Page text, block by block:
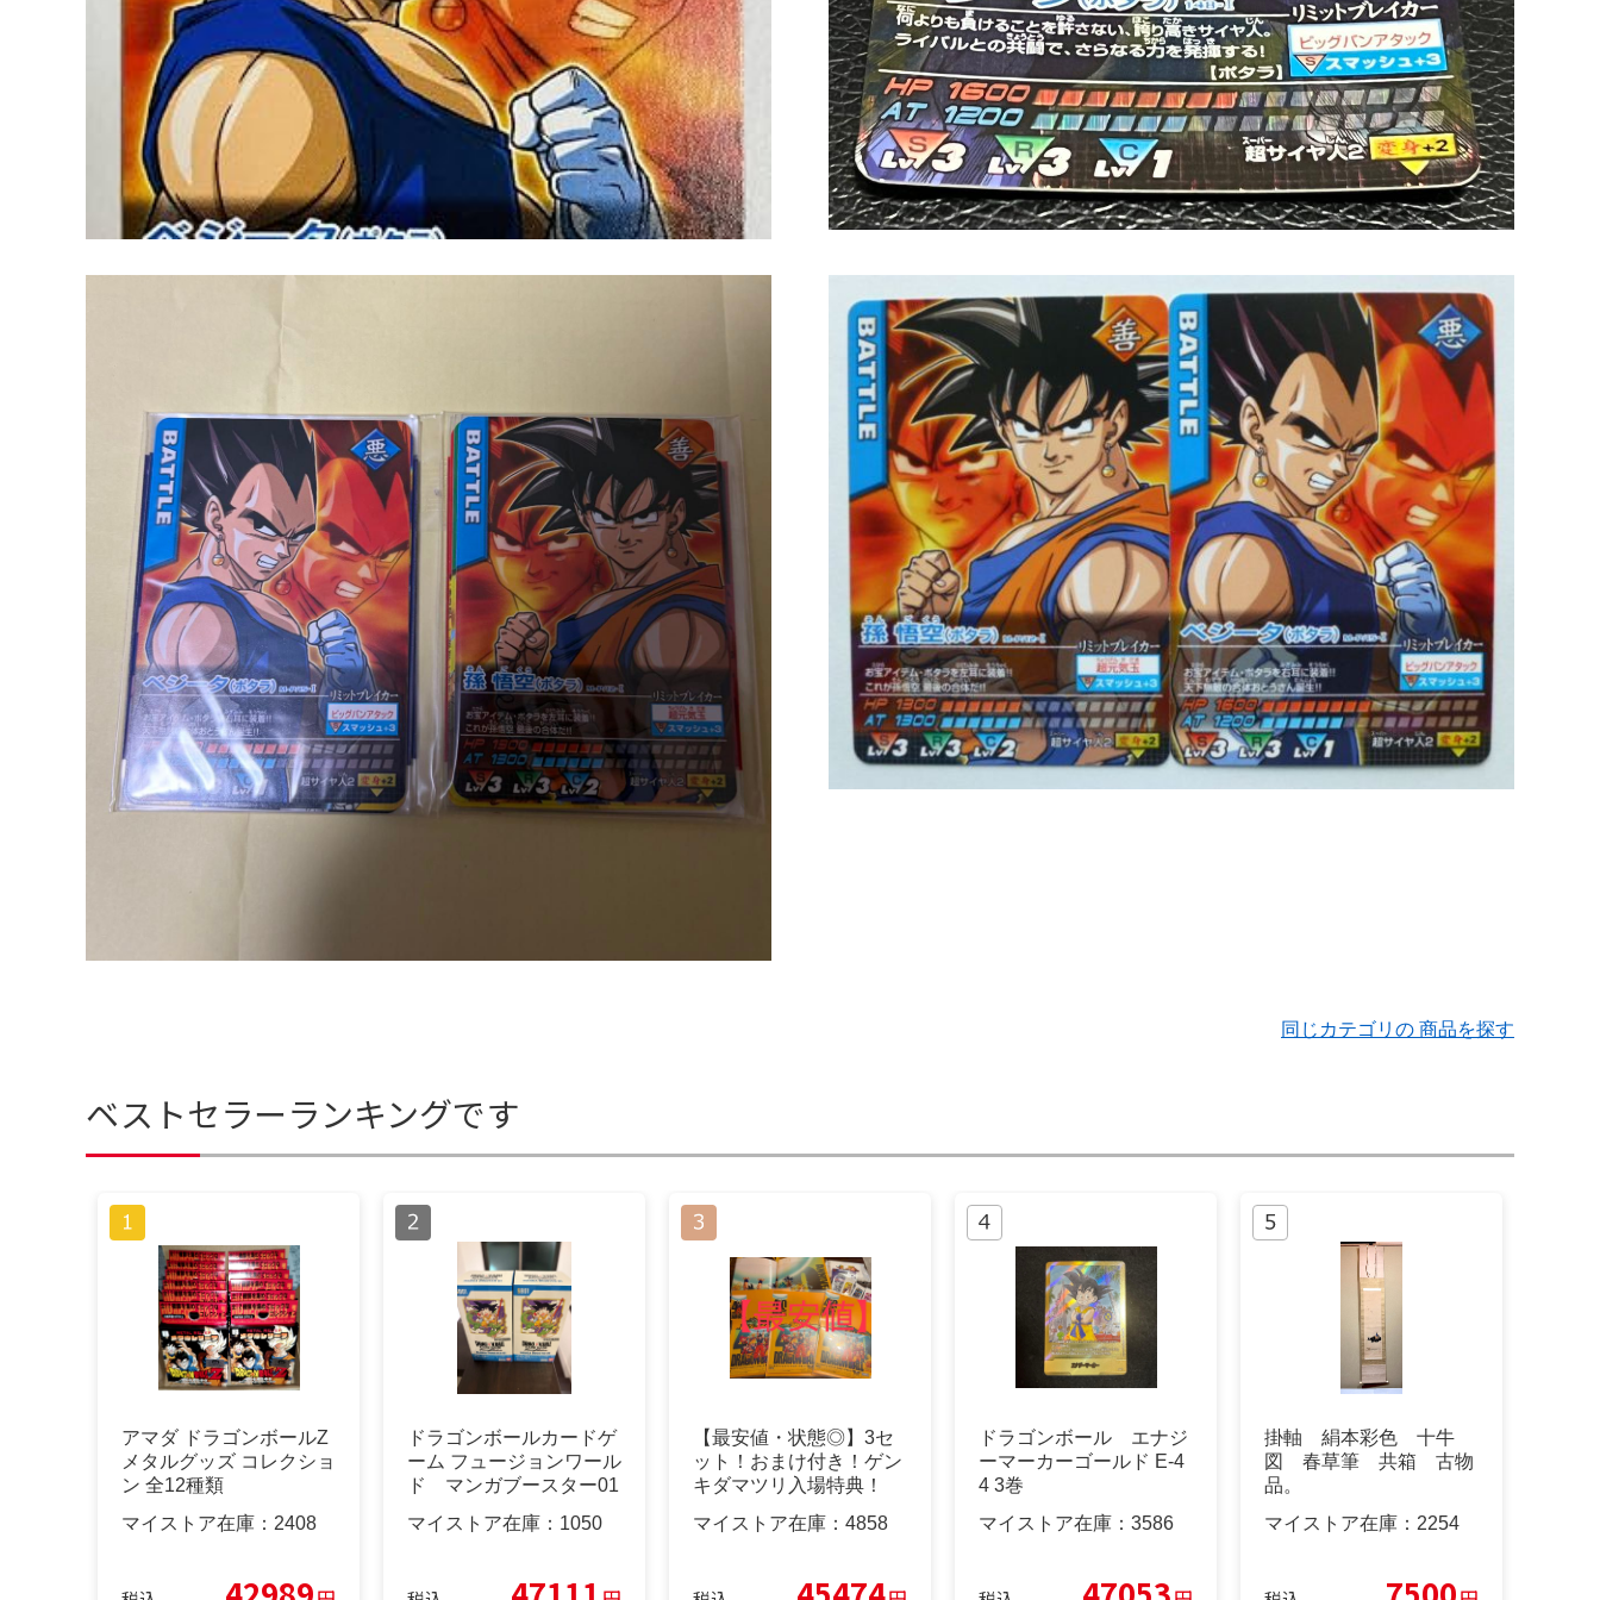
同じカテゴリの 商品を探す
ベストセラーランキングです
アマダ ドラゴンボールZ
メタルグッズ コレクショ
ン 全12種類
マイストア在庫： 2408
ドラゴンボールカードゲ
ーム フュージョンワール
ド マンガブースター01
マイストア在庫： 1050
【最安値・状態◎】3セ
ット！おまけ付き！ゲン
キダマツリ入場特典！
マイストア在庫： 4858
ドラゴンボール エナジ
ーマーカーゴールド E-4
4 3巻
マイストア在庫： 3586
掛軸 絹本彩色 十牛
図 春草筆 共箱 古物
品。
マイストア在庫： 2254